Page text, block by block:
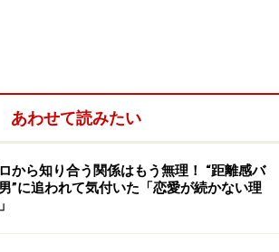
あわせて読みたい
から知り合う関係はもう無理！ “距離感バ
”に追われて気付いた「恋愛が続かない理